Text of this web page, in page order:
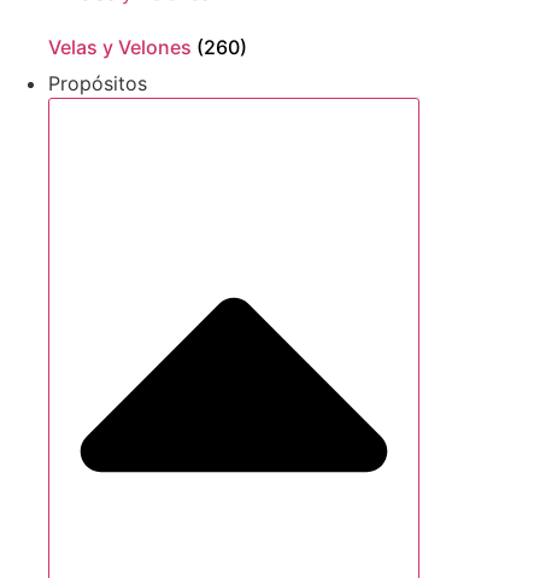
Velas y Velones (260)
Propósitos